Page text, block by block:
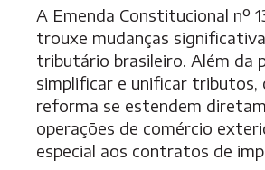
A Emenda Constitucional nº
trouxe mudanças
tributário brasileiro. Além da
simplificar e unificar tributos,
reforma se estendem
operações de comércio
especial aos contratos de